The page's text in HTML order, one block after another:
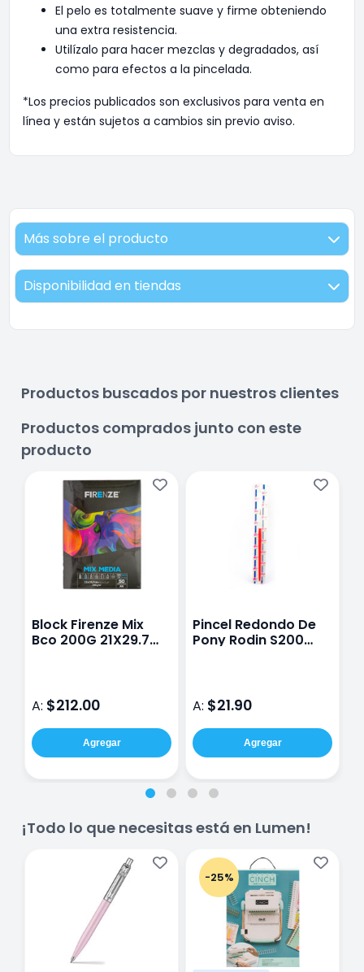
El pelo es totalmente suave y firme obteniendo
una extra resistencia.
Utilízalo para hacer mezclas y degradados, así
como para efectos a la pincelada.
*Los precios publicados son exclusivos para venta en
línea y están sujetos a cambios sin previo aviso.
Más sobre el producto
Disponibilidad en tiendas
Productos buscados por nuestros clientes
Productos comprados junto con este
producto
Block Firenze Mix
Bco 200G 21X29.7
A: $212.00
Agregar
Pincel Redondo De
Pony Rodin S200
A: $21.90
Agregar
¡Todo lo que necesitas está en Lumen!
-25%